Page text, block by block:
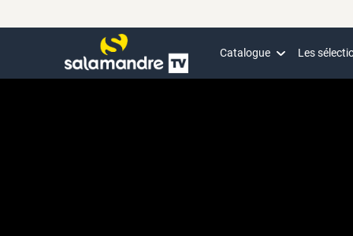
Catalogue Les